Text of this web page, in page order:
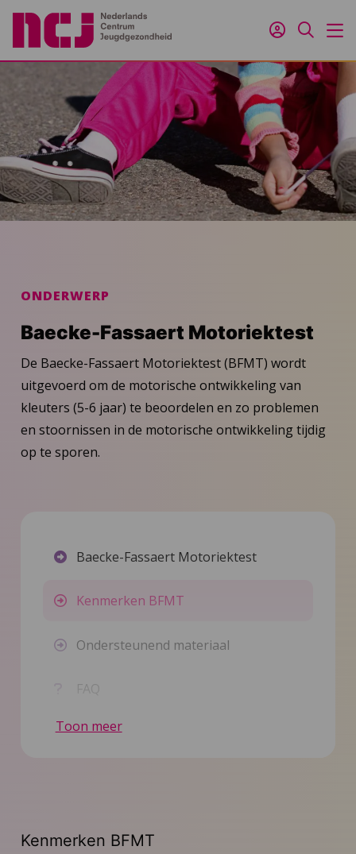
Inloggen
Zoeken
ONDERWERP
Baecke-Fassaert Motoriektest
De Baecke-Fassaert Motoriektest (BFMT) wordt
uitgevoerd om de motorische ontwikkeling van
kleuters (5-6 jaar) te beoordelen en zo problemen
en stoornissen in de motorische ontwikkeling tijdig
op te sporen.
Baecke-Fassaert Motoriektest
Kenmerken BFMT
Ondersteunend materiaal
FAQ
Nieuws
Toon meer
Kenmerken BFMT